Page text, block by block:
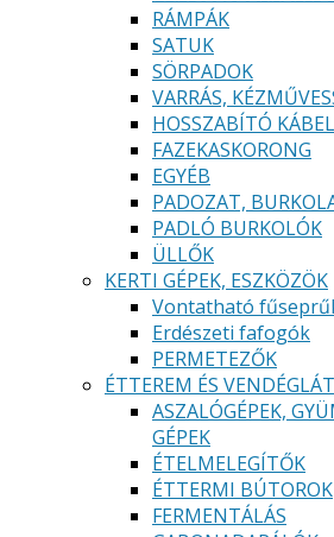
RÁMPÁK
SATUK
SÖRPADOK
VARRÁS,
HOSSZABÍTÓ
FAZEKASKORONG
EGYÉB
PADOZAT,
PADLÓ BURKOLÓK
ÜLLŐK
KERTI GÉPEK, ESZKÖZÖK
Vontatható
Erdészeti fafogók
PERMETEZŐK
ÉTTEREM ÉS
ASZALÓGÉPEK,
GÉPEK
ÉTELMELEGÍTŐK
ÉTTERMI BÚTOROK
FERMENTÁLÁS